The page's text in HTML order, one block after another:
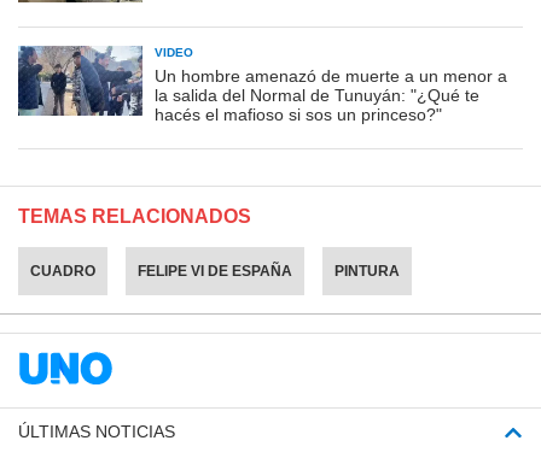
VIDEO
Un hombre amenazó de muerte a un menor a
la salida del Normal de Tunuyán: "¿Qué te
hacés el mafioso si sos un princeso?"
TEMAS RELACIONADOS
CUADRO FELIPE VI DE ESPAÑA PINTURA
ÚLTIMAS NOTICIAS